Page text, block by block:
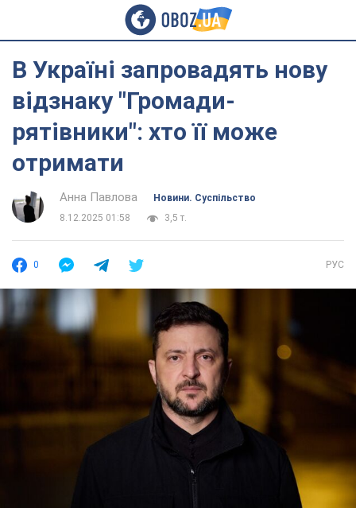
В Україні запровадять нову
відзнаку "Громади-
рятівники": хто її може
отримати
Анна Павлова
Новини. Суспільство
8.12.2025 01:58
3,5 т.
0 РУС